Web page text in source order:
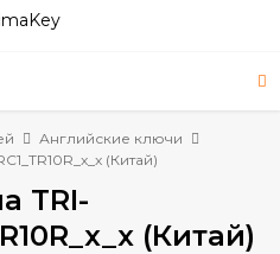
Английские ключи
(Китай)
TRI-
(Китай)